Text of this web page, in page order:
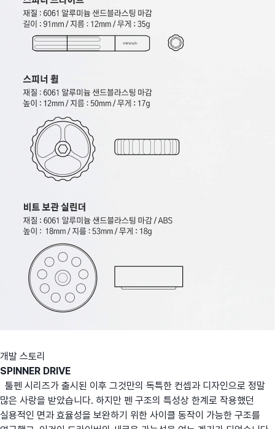
개발 스토리
SPINNER DRIVE
툴펜 시리즈가 출시된 이후 그것만의 독특한 컨셉과 디자인으로 정말
많은 사랑을 받았습니다. 하지만 펜 구조의 특성상 한계로 작용했던
실용적인 면과 효율성을 보완하기 위한 사이클 동작이 가능한 구조를